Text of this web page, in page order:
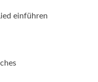
einführen